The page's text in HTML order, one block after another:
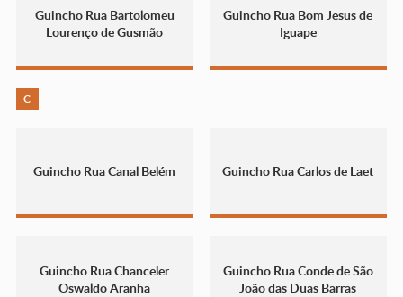
Guincho Rua Bartolomeu
Lourenço de Gusmão
Guincho Rua Bom Jesus de
Iguape
C
Guincho Rua Canal Belém Guincho Rua Carlos de Laet
Guincho Rua Chanceler
Oswaldo Aranha
Guincho Rua Conde de São
João das Duas Barras